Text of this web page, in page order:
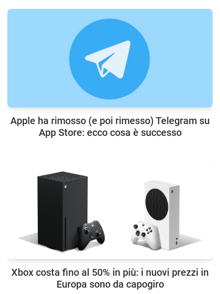
Apple ha rimosso (e poi rimesso) Telegram su
App Store: ecco cosa è successo
Xbox costa fino al 50% in più: i nuovi prezzi in
Europa sono da capogiro